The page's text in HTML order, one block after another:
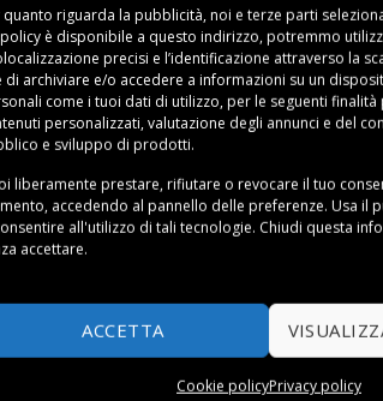
quanto riguarda la pubblicità, noi e terze parti
è disponibile a questo indirizzo, potremmo
precisi e l’identificazione attraverso la
di archiviare e/o accedere a informazioni su un
come i tuoi dati di utilizzo, per le seguenti finalità
personalizzati, valutazione degli annunci e del
e sviluppo di prodotti.
liberamente prestare, rifiutare o revocare il tuo
accedendo al pannello delle preferenze. Usa il
all'utilizzo di tali tecnologie. Chiudi questa
accettare.
ACCETTA
Cookie policyPrivacy policy